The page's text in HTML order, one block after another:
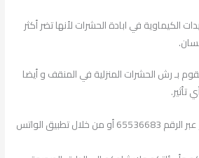
الكيماوية في ابادة الحشرات لأنها تضر أكثر
بـ رش الحشرات المنزلية في المنقف و أيضا
تأثير.
سارع بالتواصل معنا مباشر عبر الرقم 65536683 أو من خلال تطبيق الواتس